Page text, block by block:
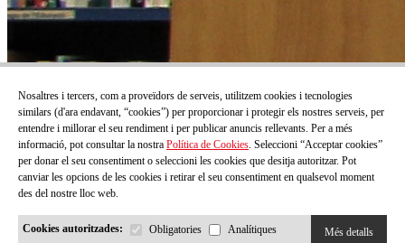
Nosaltres i tercers, com a proveïdors de serveis, utilitzem cookies i tecnologies
similars (d'ara endavant, “cookies”) per proporcionar i protegir els nostres serveis, per
entendre i millorar el seu rendiment i per publicar anuncis rellevants. Per a més
informació, pot consultar la nostra Política de Cookies. Seleccioni “Acceptar cookies”
per donar el seu consentiment o seleccioni les cookies que desitja autoritzar. Pot
canviar les opcions de les cookies i retirar el seu consentiment en qualsevol moment
des del nostre lloc web.
Cookies autoritzades: Obligatories
Analítiques
Més detalls